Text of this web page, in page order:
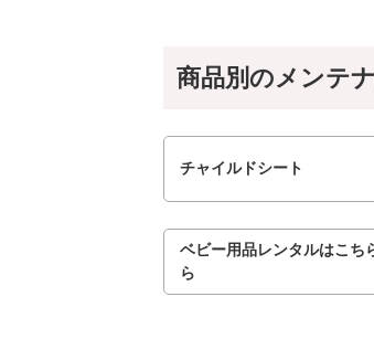
商品別のメンテ
チャイルドシート
ベビー用品レンタルはこち
ら